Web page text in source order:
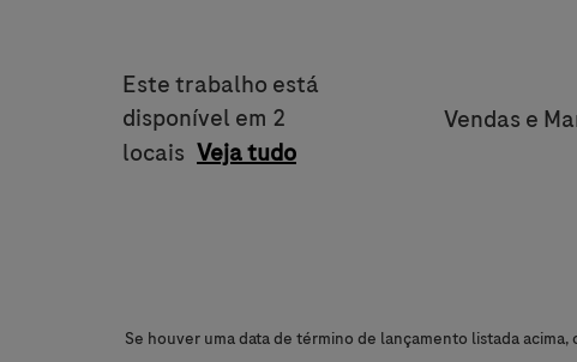
Este trabalho está
disponível em 2
locais Veja tudo
Category
Vendas e
Se houver uma data de término de lançamento listada